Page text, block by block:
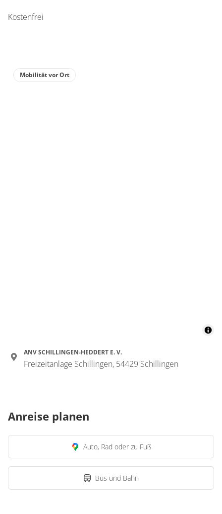
Kostenfrei
Mobilität vor Ort
ANV SCHILLINGEN-HEDDERT E. V.
Freizeitanlage Schillingen, 54429 Schillingen
Anreise planen
Auto, Rad oder zu Fuß
Bus und Bahn